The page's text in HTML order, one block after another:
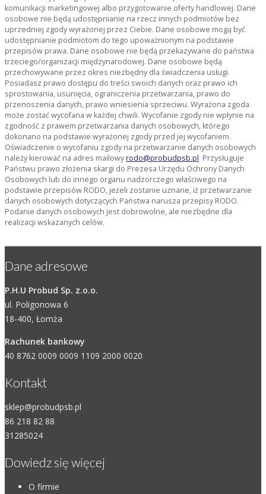
komunikacji marketingowej albo przygotowanie oferty handlowej. Dane
osobowe nie będą udostępnianie na rzecz innych podmiotów bez
uprzedniej zgody wyrażonej przez Ciebie. Dane osobowe mogą być
udostępnianie podmiotom do tego upoważnionym na podstawie
przepisów prawa. Dane osobowe nie będą przekazywane do państwa
trzeciego/organizacji międzynarodowej. Dane osobowe będą
przechowywane przez okres niezbędny dla świadczenia usługi.
Posiadasz prawo dostępu do treści swoich danych oraz prawo ich
sprostowania, usunięcia, ograniczenia przetwarzania, prawo do
przenoszenia danych, prawo wniesienia sprzeciwu. Wyrażona zgoda
może zostać wycofana w każdej chwili. Wycofanie zgody nie wpłynie na
zgodność z prawem przetwarzania danych osobowych, którego
dokonano na podstawie wyrażonej zgody przed jej wycofaniem.
Oświadczenie o wycofaniu zgody na przetwarzanie danych osobowych
należy kierować na adres mailowyrodo@probudpsb.pl Przysługuje
Państwu prawo złożenia skargi do Prezesa Urzędu Ochrony Danych
Osobowych lub do innego organu nadzorczego właściwego na
podstawie przepisów RODO, jeżeli zostanie uznane, iż przetwarzanie
danych osobowych dotyczących Państwa narusza przepisy RODO.
Podanie danych osobowych jest dobrowolne, ale niezbędne dla
realizacji wskazanych celów.
Dane adresowe
P.H.U Probud Sp. z.o.o.
ul. Poligonowa 6
18-400, Łomża
Rachunek bankowy
40 8762 0009 0009 1109 2000 0020
Kontakt
sklep@probudpsb.pl
86 218 82 88
31285024
Dowiedz się więcej
O firmie